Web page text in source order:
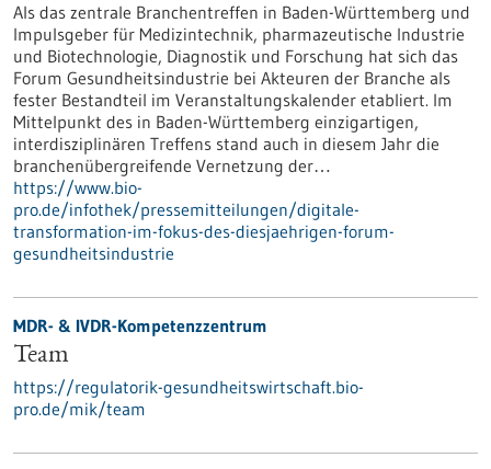
Als das zentrale Branchentreffen in Baden-Württemberg und
Impulsgeber für Medizintechnik, pharmazeutische Industrie
und Biotechnologie, Diagnostik und Forschung hat sich das
Forum Gesundheitsindustrie bei Akteuren der Branche als
fester Bestandteil im Veranstaltungskalender etabliert. Im
Mittelpunkt des in Baden-Württemberg einzigartigen,
interdisziplinären Treffens stand auch in diesem Jahr die
branchenübergreifende Vernetzung der…
https://www.bio-
pro.de/infothek/pressemitteilungen/digitale-
transformation-im-fokus-des-diesjaehrigen-forum-
gesundheitsindustrie
MDR- & IVDR-Kompetenzzentrum
Team
https://regulatorik-gesundheitswirtschaft.bio-
pro.de/mik/team